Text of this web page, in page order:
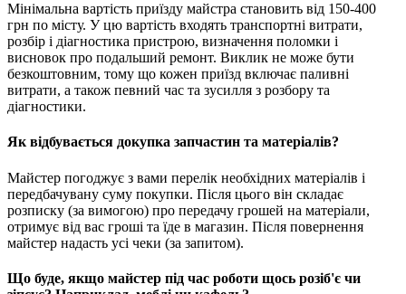
Мінімальна вартість приїзду майстра становить від 150-400
грн по місту. У цю вартість входять транспортні витрати,
розбір і діагностика пристрою, визначення поломки і
висновок про подальший ремонт. Виклик не може бути
безкоштовним, тому що кожен приїзд включає паливні
витрати, а також певний час та зусилля з розбору та
діагностики.
Як відбувається докупка запчастин та матеріалів?
Майстер погоджує з вами перелік необхідних матеріалів і
передбачувану суму покупки. Після цього він складає
розписку (за вимогою) про передачу грошей на матеріали,
отримує від вас гроші та їде в магазин. Після повернення
майстер надасть усі чеки (за запитом).
Що буде, якщо майстер під час роботи щось розіб'є чи